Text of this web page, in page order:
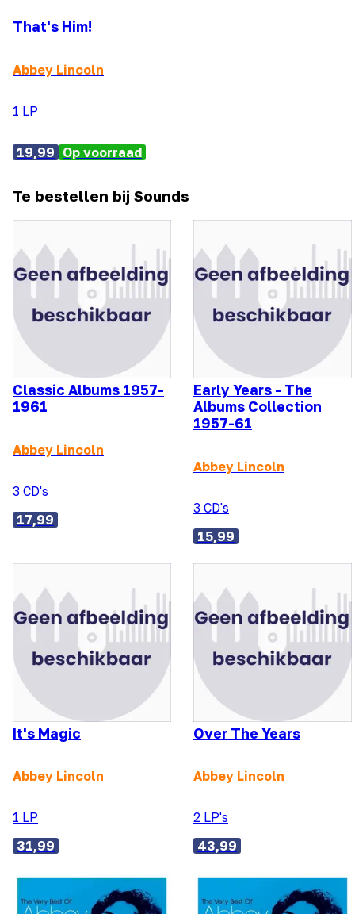
That's Him!
Abbey Lincoln
1 LP
19,99 Op voorraad
Te bestellen bij Sounds
Classic Albums 1957-
1961
Abbey Lincoln
3 CD's
17,99
Early Years - The
Albums Collection
1957-61
Abbey Lincoln
3 CD's
15,99
It's Magic
Abbey Lincoln
1 LP
31,99
Over The Years
Abbey Lincoln
2 LP's
43,99